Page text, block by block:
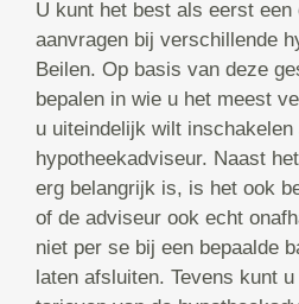
U kunt het best als eerst
aanvragen bij verschillende
Beilen. Op basis van deze
bepalen in wie u het meest
u uiteindelijk wilt inschakelen
hypotheekadviseur. Naast
erg belangrijk is, is het ook
of de adviseur ook echt
niet per se bij een bepaalde
laten afsluiten. Tevens kunt